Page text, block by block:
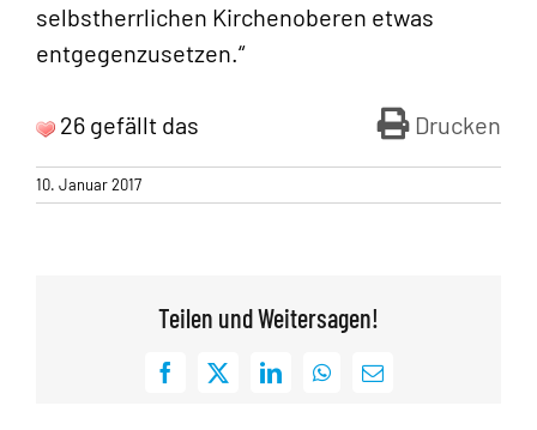
selbstherrlichen Kirchenoberen etwas
entgegenzusetzen.“
Drucken
26 gefällt das
10. Januar 2017
Teilen und Weitersagen!
Facebook
X LinkedInWhatsApp
E-